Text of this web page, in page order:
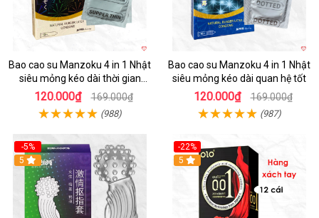
Bao cao su Manzoku 4 in 1 Nhật
siêu mỏng kéo dài thời gian
chính hãng
120.000₫ 169.000₫
(988)
Bao cao su Manzoku 4 in 1 Nhật
siêu mỏng kéo dài quan hệ tốt
120.000₫ 169.000₫
(987)
-5%
5
-22%
5